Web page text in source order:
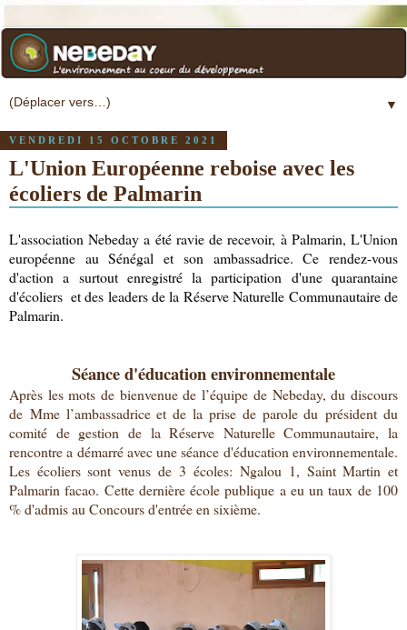
▼
VENDREDI 15 OCTOBRE 2021
L'Union Européenne reboise avec les
écoliers de Palmarin
L'association Nebeday a été ravie de recevoir, à Palmarin, L'Union
européenne au Sénégal et son ambassadrice. Ce rendez-vous
d'action a surtout enregistré la participation d'une quarantaine
d'écoliers et des leaders de la Réserve Naturelle Communautaire de
Palmarin.
Séance d'éducation environnementale
Après les mots de bienvenue de l’équipe de Nebeday, du discours
de Mme l’ambassadrice et de la prise de parole du président du
comité de gestion de la Réserve Naturelle Communautaire, la
rencontre a démarré avec une séance d'éducation environnementale.
Les écoliers sont venus de 3 écoles: Ngalou 1, Saint Martin et
Palmarin facao. Cette dernière école publique a eu un taux de 100
% d'admis au Concours d'entrée en sixième.